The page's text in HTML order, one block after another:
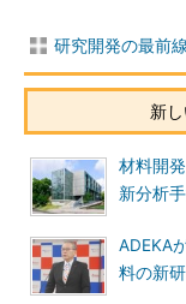
研究開発の最前
新
材料開
新分析
ADEKA
料の新